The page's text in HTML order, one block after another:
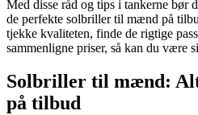
Med disse råd og tips i tankerne bør
de perfekte solbriller til mænd på
tjekke kvaliteten, finde de rigtige
sammenligne priser, så kan du være
Solbriller til mænd:
på tilbud